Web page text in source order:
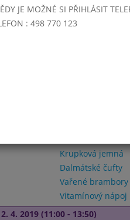
1. 4. 2019
13:50)
Krupková jemná
Dalmátské čufty
Vařené brambory
Vitamínový nápoj
4. 2019 (11:00 - 13:50)
JE MOŽNÉ SI PŘIHLÁSIT
: 498 770 123